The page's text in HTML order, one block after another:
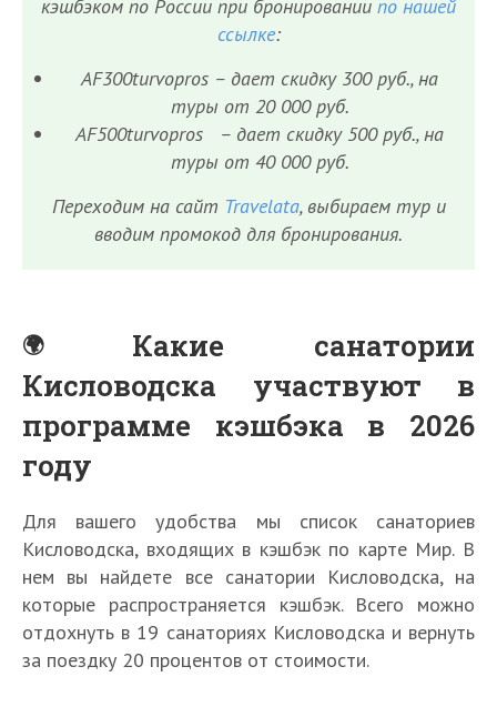
кэшбэком по России при бронировании по нашей
ссылке:
AF300turvopros – дает скидку 300 руб., на
туры от 20 000 руб.
AF500turvopros – дает скидку 500 руб., на
туры от 40 000 руб.
Переходим на сайт Travelata, выбираем тур и
вводим промокод для бронирования.
Какие санатории
Кисловодска участвуют в
программе кэшбэка в 2026
году
Для вашего удобства мы список санаториев
Кисловодска, входящих в кэшбэк по карте Мир. В
нем вы найдете все санатории Кисловодска, на
которые распространяется кэшбэк. Всего можно
отдохнуть в 19 санаториях Кисловодска и вернуть
за поездку 20 процентов от стоимости.